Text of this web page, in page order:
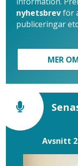
nyhetsbrevför
publiceringar
MER
Avsnitt